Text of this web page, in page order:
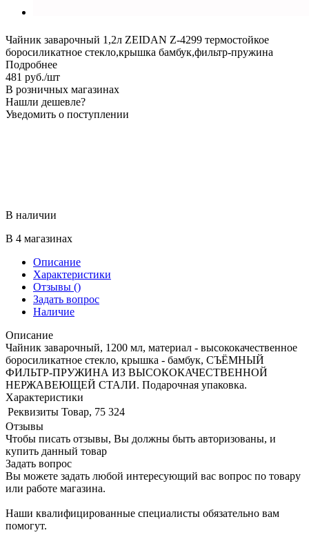
Чайник заварочный 1,2л ZEIDAN Z-4299 термостойкое
боросиликатное стекло,крышка бамбук,фильтр-пружина
Подробнее
481 руб./шт
В розничных магазинах
Нашли дешевле?
Уведомить о поступлении
В наличии
В 4 магазинах
Описание
Характеристики
Отзывы ()
Задать вопрос
Наличие
Описание
Чайник заварочный, 1200 мл, материал - высококачественное
боросиликатное стекло, крышка - бамбук, СЪЁМНЫЙ
ФИЛЬТР-ПРУЖИНА ИЗ ВЫСОКОКАЧЕСТВЕННОЙ
НЕРЖАВЕЮЩЕЙ СТАЛИ. Подарочная упаковка.
Характеристики
Реквизиты Товар, 75 324
Отзывы
Чтобы писать отзывы, Вы должны быть авторизованы, и
купить данный товар
Задать вопрос
Вы можете задать любой интересующий вас вопрос по товару
или работе магазина.
Наши квалифицированные специалисты обязательно вам
помогут.